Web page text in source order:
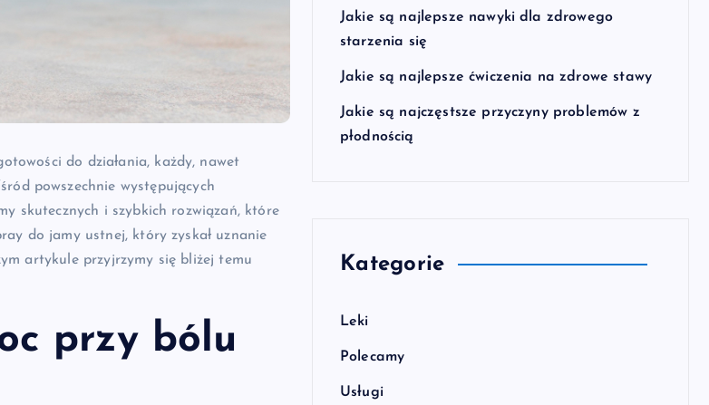
do działania, każdy, nawet
powszechnie występujących
skutecznych i szybkich rozwiązań, które
do jamy ustnej, który zyskał uznanie
artykule przyjrzymy się bliżej temu
przy bólu
Jakie są najlepsze nawyki dla zdrowego
starzenia się
Jakie są najlepsze ćwiczenia na zdrowe stawy
Jakie są najczęstsze przyczyny problemów z
płodnością
Kategorie
Leki
Polecamy
Usługi